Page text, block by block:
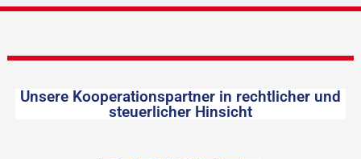
Unsere Kooperationspartner in rechtlicher und
steuerlicher Hinsicht